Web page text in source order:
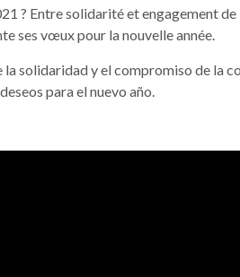
? Entre solidarité et engagement de
ses vœux pour la nouvelle année.
la solidaridad y el compromiso de la
para el nuevo año.